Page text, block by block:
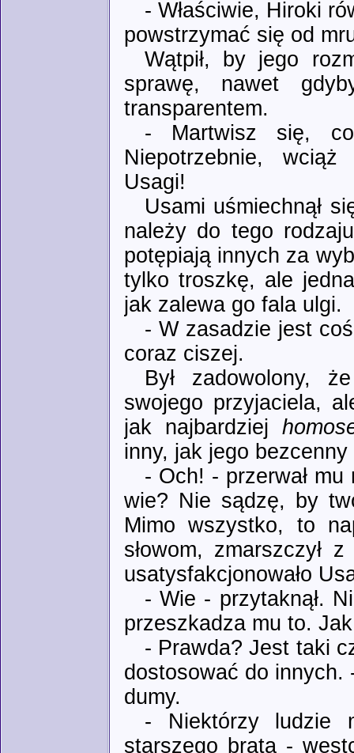
- Właściwie, Hiroki
powstrzymać się od
Wątpił, by jego
sprawę, nawet
transparentem.
- Martwisz się,
Niepotrzebnie,
Usagi!
Usami uśmiechnął
należy do tego
potępiają innych za
tylko troszkę, ale
jak zalewa go fala ulgi.
- W zasadzie jest
coraz ciszej.
Był zadowolony,
swojego przyjaciela,
jak najbardziej
inny, jak jego bezcenny
- Och! - przerwał
wie? Nie sądzę, by
Mimo wszystko, to
słowom, zmarszczył
usatysfakcjonowało
- Wie - przytaknął.
przeszkadza mu to.
- Prawda? Jest taki
dostosować do innych.
dumy.
- Niektórzy ludzie
starszego brata -